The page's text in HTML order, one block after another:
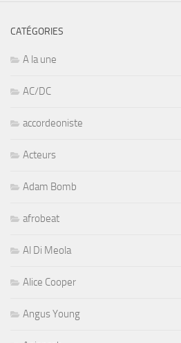
CATÉGORIES
A la une
AC/DC
accordeoniste
Acteurs
Adam Bomb
afrobeat
Al Di Meola
Alice Cooper
Angus Young